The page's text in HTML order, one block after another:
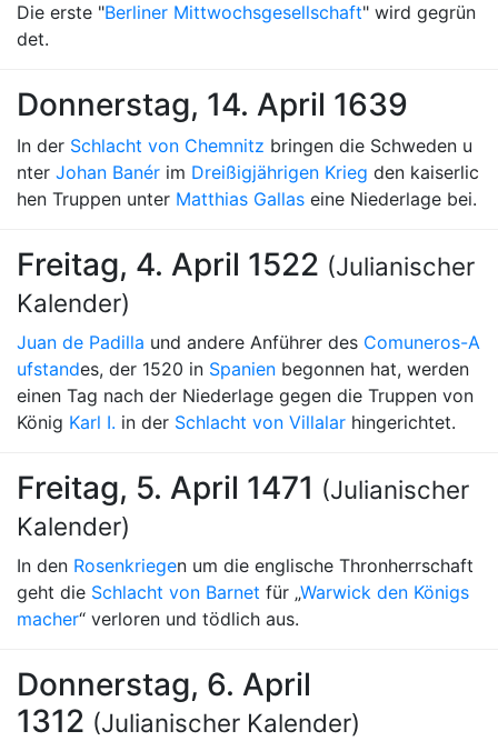
Die erste "Berliner Mittwochsgesellschaft" wird gegrün
det.
Donnerstag, 14. April 1639
In der Schlacht von Chemnitz bringen die Schweden u
nter Johan Banér im Dreißigjährigen Krieg den kaiserlic
hen Truppen unter Matthias Gallas eine Niederlage bei.
Freitag, 4. April 1522 (Julianischer
Kalender)
Juan de Padilla und andere Anführer des Comuneros-A
ufstandes, der 1520 in Spanien begonnen hat, werden
einen Tag nach der Niederlage gegen die Truppen von
König Karl I. in der Schlacht von Villalar hingerichtet.
Freitag, 5. April 1471 (Julianischer
Kalender)
In den Rosenkriegen um die englische Thronherrschaft
geht die Schlacht von Barnet für „Warwick den Königs
macher“ verloren und tödlich aus.
Donnerstag, 6. April
1312 (Julianischer Kalender)